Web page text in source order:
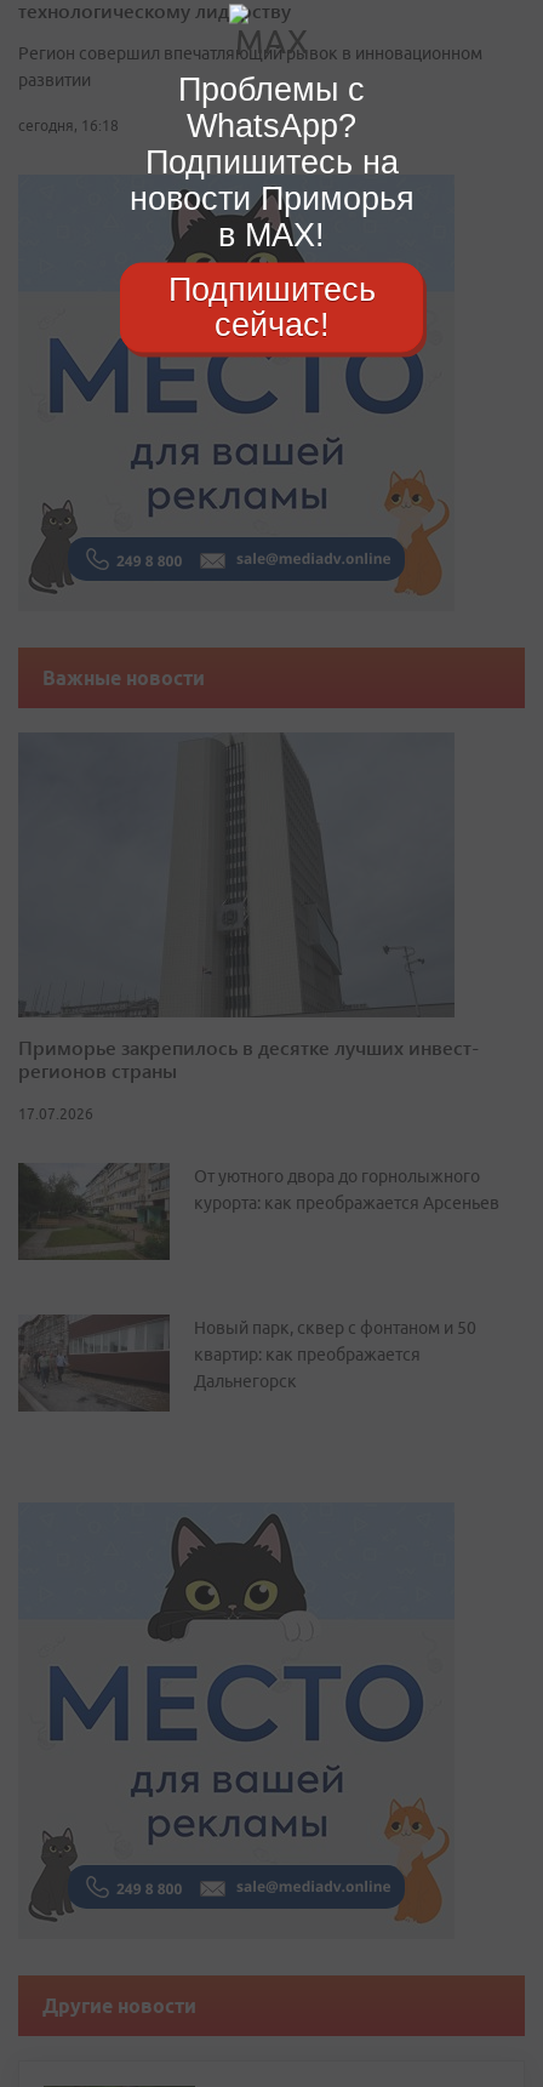
технологическому лидерству
Регион совершил впечатляющий рывок в инновационном
развитии
сегодня, 16:18
Важные новости
Приморье закрепилось в десятке лучших инвест-
регионов страны
17.07.2026
От уютного двора до горнолыжного
курорта: как преображается Арсеньев
Новый парк, сквер с фонтаном и 50
квартир: как преображается
Дальнегорск
Другие новости
Проблемы с
WhatsApp?
Подпишитесь на
новости Приморья
в MAX!
Подпишитесь
сейчас!